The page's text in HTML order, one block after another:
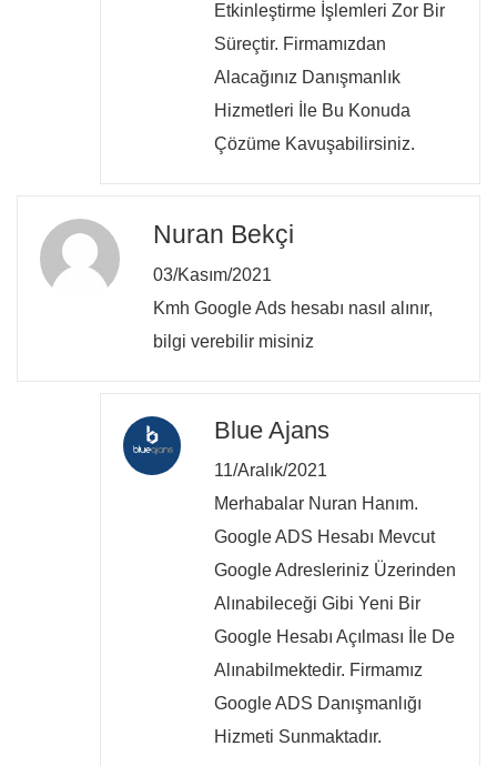
Etkinleştirme İşlemleri Zor Bir
Süreçtir. Firmamızdan
Alacağınız Danışmanlık
Hizmetleri İle Bu Konuda
Çözüme Kavuşabilirsiniz.
Nuran Bekçi
03/Kasım/2021
Kmh Google Ads hesabı nasıl alınır,
bilgi verebilir misiniz
Blue Ajans
11/Aralık/2021
Merhabalar Nuran Hanım.
Google ADS Hesabı Mevcut
Google Adresleriniz Üzerinden
Alınabileceği Gibi Yeni Bir
Google Hesabı Açılması İle De
Alınabilmektedir. Firmamız
Google ADS Danışmanlığı
Hizmeti Sunmaktadır.